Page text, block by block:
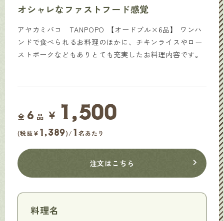
オシャレなファストフード感覚
アヤカミバコ TANPOPO 【オードブル×6品】 ワンハ
ンドで食べられるお料理のほかに、チキンライスやロー
ストポークなどもありとても充実したお料理内容です。
全 6 品 ￥ 1,500
(税抜¥ 1,389)/ 1 名あたり
注文はこちら
料理名